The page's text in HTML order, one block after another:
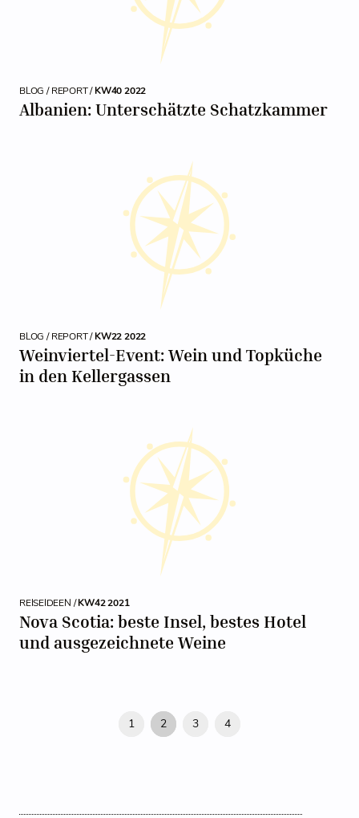
BLOG / REPORT /KW40 2022
Albanien: Unterschätzte Schatzkammer
BLOG / REPORT /KW22 2022
Weinviertel-Event: Wein und Topküche
in den Kellergassen
REISEIDEEN /KW42 2021
Nova Scotia: beste Insel, bestes Hotel
und ausgezeichnete Weine
1 2 3 4